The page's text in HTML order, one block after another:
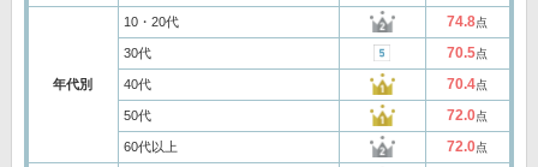
年代別
10・20代 74.8点
30代 70.5点
40代 70.4点
50代 72.0点
60代以上 72.0点